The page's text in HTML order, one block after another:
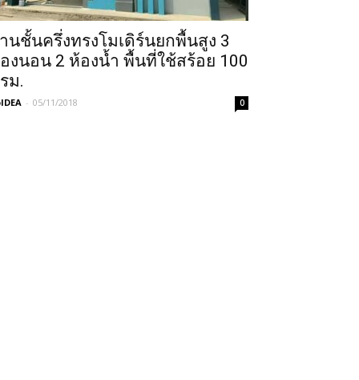
นชั้นครึ่งทรงโมเดิร์นยกพื้นสูง 3
งนอน 2 ห้องน้ำ พื้นที่ใช้สร้อย 100
ม.
- 05/11/2018 0